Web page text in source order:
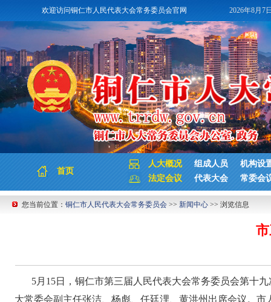
欢迎访问铜仁市人民代表大会常务委员会官网 2026年8月7
首页
人大概况 组成人员
机构设
法定会议
代表大会 常委会
您当前位置： 铜仁市人民代表大会常务委员会 >> 新闻中心 >> 浏览信息
5月15日，铜仁市第三届人民代表大会常务委员会第十九
大常委会副主任张洁、杨彪、任廷浬、黄洪州出席会议。